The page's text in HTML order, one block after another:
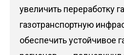
увеличить переработку
газотранспортную
обеспечить устойчивое